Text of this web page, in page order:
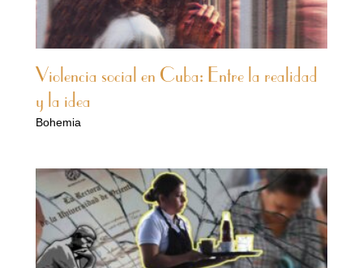
Violencia social en Cuba: Entre la realidad
y la idea
Bohemia